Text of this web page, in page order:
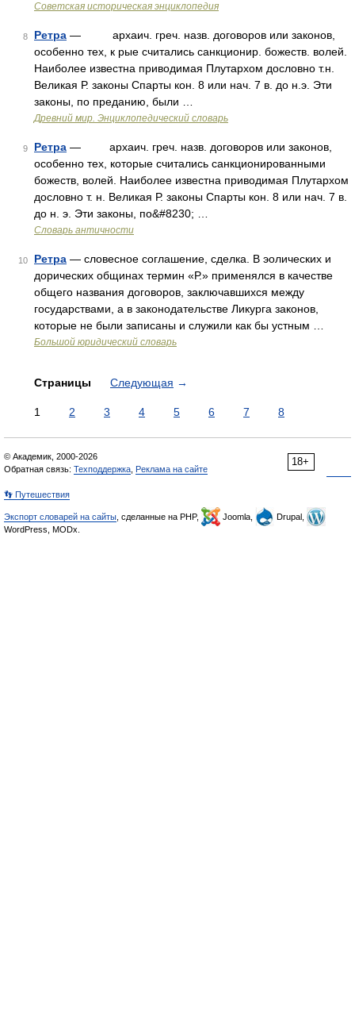
Советская историческая энциклопедия
8 Ретра — архаич. греч. назв. договоров или законов,
особенно тех, к рые считались санкционир. божеств. волей.
Наиболее известна приводимая Плутархом дословно т.н.
Великая Р. законы Спарты кон. 8 или нач. 7 в. до н.э. Эти
законы, по преданию, были …
Древний мир. Энциклопедический словарь
9 Ретра — архаич. греч. назв. договоров или законов,
особенно тех, которые считались санкционированными
божеств, волей. Наиболее известна приводимая Плутархом
дословно т. н. Великая Р. законы Спарты кон. 8 или нач. 7 в.
до н. э. Эти законы, по&#8230; …
Словарь античности
10 Ретра — словесное соглашение, сделка. В эолических и
дорических общинах термин «Р.» применялся в качестве
общего названия договоров, заключавшихся между
государствами, а в законодательстве Ликурга законов,
которые не были записаны и служили как бы устным …
Большой юридический словарь
Страницы Следующая →
1 2 3 4 5 6 7 8
18+
© Академик, 2000-2026
Обратная связь: Техподдержка Реклама на сайте
👣 Путешествия
Экспорт словарей на сайты , сделанные на PHP, Joomla,
Drupal,
WordPress, MODx.